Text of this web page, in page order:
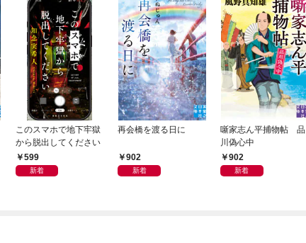
このスマホで地下牢獄
から脱出してください
599
新着
再会橋を渡る日に
902
新着
噺家志ん平捕物帖 品
川偽心中
902
新着